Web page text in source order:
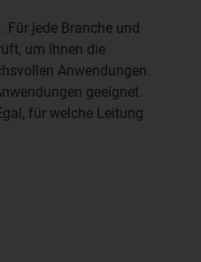
jede Branche und
um Ihnen die
Anwendungen.
geeignet.
für welche Leitung